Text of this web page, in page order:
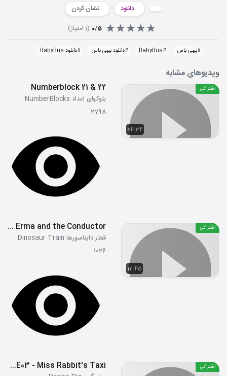
دانلود
نشان کردن
0/5
(
1 امتیاز)
#بیبی باس #
BabyBus
#دانلود بیبی باس #دانلود BabyBus
ویدیوهای مشابه
04:34
اشتراکی Numberblock 21 & 22
بلوکهای اعداد NumberBlocks
2798
12:45
اشتراکی S02E21b - Erma and the Conductor
قطار دایناسورها Dinosaur Train
1026
اشتراکی S05E03 - Miss Rabbit's Taxi